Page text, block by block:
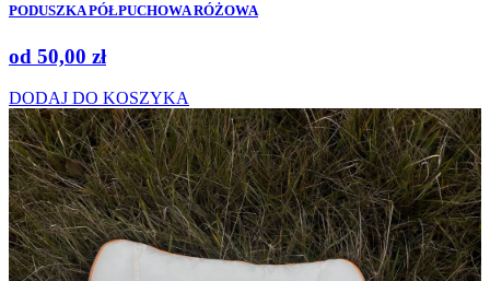
PODUSZKA PÓŁPUCHOWA RÓŻOWA
od 50,00 zł
DODAJ DO KOSZYKA